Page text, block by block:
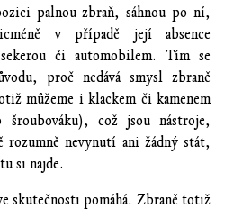
palnou zbraň, sáhnou po ní,
v případě její absence
či automobilem. Tím se
proč nedává smysl zbraně
můžeme i klackem či kamenem
šroubováku), což jsou nástroje,
rozumně nevynutí ani žádný stát,
si najde.
skutečnosti pomáhá. Zbraně totiž